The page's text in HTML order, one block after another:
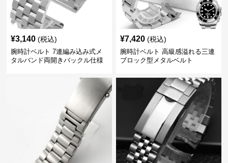
¥3,140 (税込)
腕時計ベルト 7連編み込み式メ
タルバンド両開きバックル仕様
¥7,420 (税込)
腕時計ベルト 高級感溢れる三連
ブロック型メタルベルト